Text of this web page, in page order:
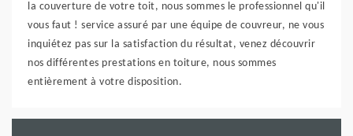
la couverture de votre toit, nous sommes le professionnel qu'il
vous faut ! service assuré par une équipe de couvreur, ne vous
inquiétez pas sur la satisfaction du résultat, venez découvrir
nos différentes prestations en toiture, nous sommes
entièrement à votre disposition.